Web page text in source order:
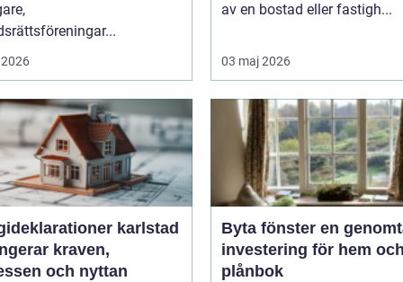
av en bostad eller fastigh...
03 maj 2026
karlstad
kraven,
och nyttan
Byta fönster en genomtänkt
investering för hem
plånbok